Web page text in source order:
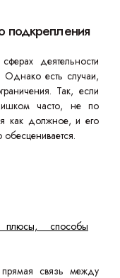
подкрепления
деятельности
Однако есть случаи,
Так, если
часто, не по
как должное, и его
плюсы, способы
прямая связь между